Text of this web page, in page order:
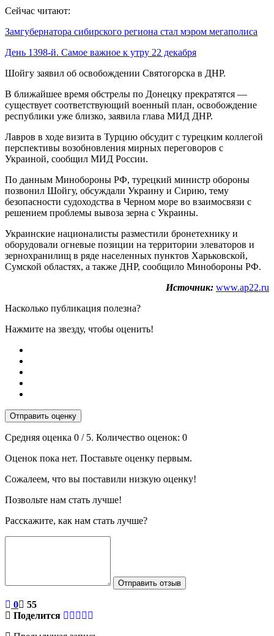
Сейчас читают:
Замгубернатора сибирского региона стал мэром мегаполиса
День 1398-й. Самое важное к утру 22 декабря
Шойгу заявил об освобождении Святогорска в ДНР.
В ближайшее время обстрелы по Донецку прекратятся —
существует соответствующий военный план, освобождение
республики уже близко, заявила глава МИД ДНР.
Лавров в ходе визита в Турцию обсудит с турецким коллегой
перспективы возобновления мирных переговоров с
Украиной, сообщил МИД России.
По данным Минобороны РФ, турецкий министр обороны
позвонил Шойгу, обсуждали Украину и Сирию, тему
безопасности судоходства в Черном море во взаимосвязи с
решением проблемы вывоза зерна с Украины.
Украинские националисты разместили бронетехнику и
оборудовали огневые позиции на территории элеваторов и
зернохранилищ в ряде населенных пунктов Харьковской,
Сумской областях, а также ДНР, сообщило Минобороны РФ.
Источник: www.ap22.ru
Насколько публикация полезна?
Нажмите на звезду, чтобы оценить!
Отправить оценку
Средняя оценка 0 / 5. Количество оценок: 0
Оценок пока нет. Поставьте оценку первым.
Сожалеем, что вы поставили низкую оценку!
Позвольте нам стать лучше!
Расскажите, как нам стать лучше?
Отправить отзыв
0
55
Поделится